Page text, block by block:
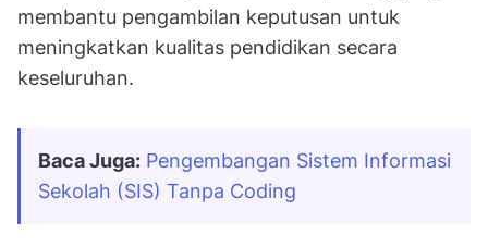
membantu pengambilan keputusan untuk
meningkatkan kualitas pendidikan secara
keseluruhan.
Baca Juga: Pengembangan Sistem Informasi
Sekolah (SIS) Tanpa Coding